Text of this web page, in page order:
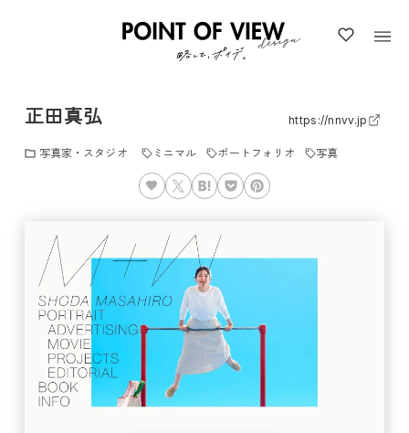
正田真弘 https://nnvv.jp
写真家・スタジオ ミニマル ポートフォリオ 写真